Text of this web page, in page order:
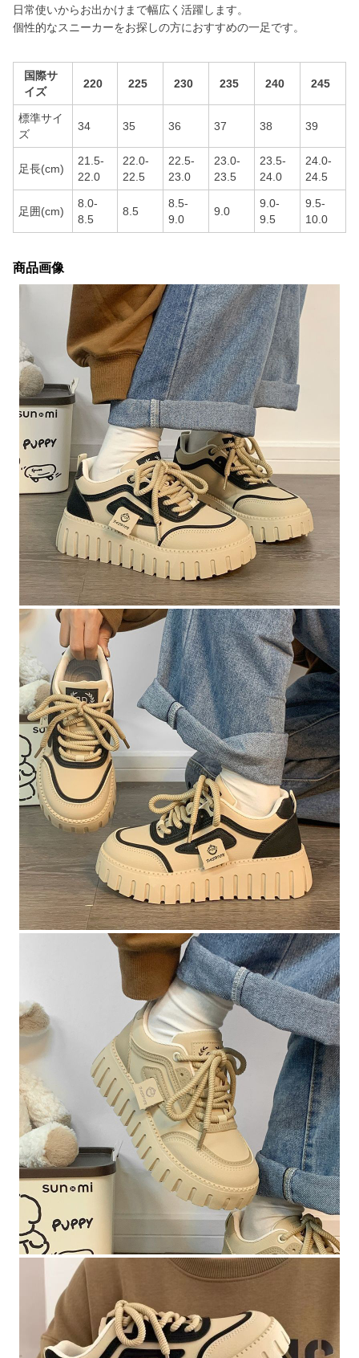
日常使いからお出かけまで幅広く活躍します。
個性的なスニーカーをお探しの方におすすめの一足です。
国際サ
イズ
220 225 230 235 240 245
標準サイ
ズ
34 35 36 37 38 39
足長(cm)
21.5-
22.0
22.0-
22.5
22.5-
23.0
23.0-
23.5
23.5-
24.0
24.0-
24.5
足囲(cm)
8.0-
8.5
8.5
8.5-
9.0
9.0
9.0-
9.5
9.5-
10.0
商品画像